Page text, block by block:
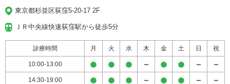
東京都杉並区荻窪5-20-17 2F
ＪＲ中央線快速荻窪駅から徒歩5分
診療時間 月 火 水 木 金 土 日 祝
10:00-13:00
14:30-19:00